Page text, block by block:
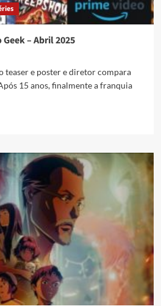
– Abril 2025
teaser e poster e diretor compara
15 anos, finalmente a franquia